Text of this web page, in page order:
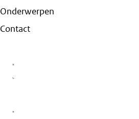
Onderwerpen
Contact